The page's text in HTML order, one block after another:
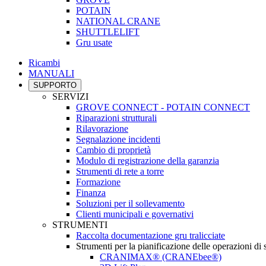
POTAIN
NATIONAL CRANE
SHUTTLELIFT
Gru usate
Ricambi
MANUALI
SUPPORTO
SERVIZI
GROVE CONNECT - POTAIN CONNECT
Riparazioni strutturali
Rilavorazione
Segnalazione incidenti
Cambio di proprietà
Modulo di registrazione della garanzia
Strumenti di rete a torre
Formazione
Finanza
Soluzioni per il sollevamento
Clienti municipali e governativi
STRUMENTI
Raccolta documentazione gru tralicciate
Strumenti per la pianificazione delle operazioni di
CRANIMAX® (CRANEbee®)